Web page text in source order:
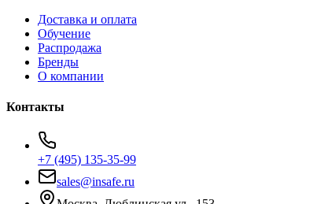
Доставка и оплата
Обучение
Распродажа
Бренды
О компании
Контакты
+7 (495) 135-35-99
sales@insafe.ru